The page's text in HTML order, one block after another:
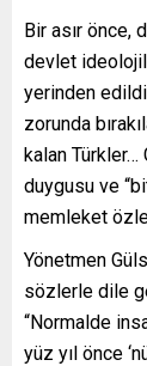
Bir asır önce,
devlet
yerinden
zorunda
kalan Türkler…
duygusu ve
memleket
Yönetmen
sözlerle dile
“Normalde
yüz yıl önce